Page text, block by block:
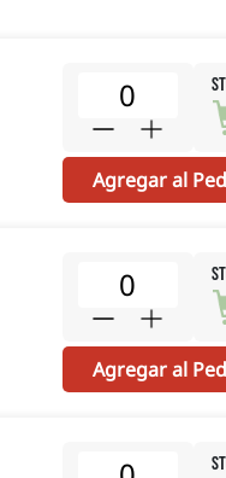
Agregar al
Agregar al